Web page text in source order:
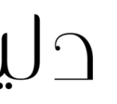
المحتوى